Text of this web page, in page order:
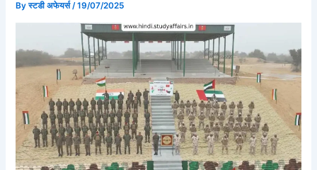
Byस्टडी अफेयर्स/19/07/2025